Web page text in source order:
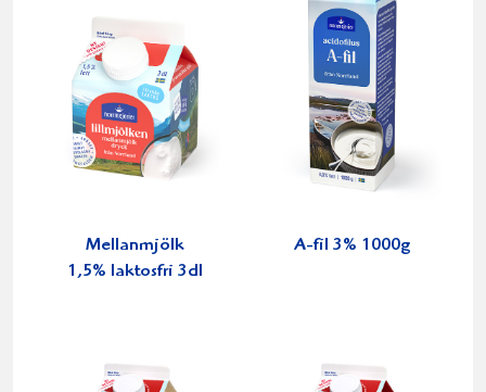
Mellanmjölk
1,5% laktosfri 3dl
A-fil 3% 1000g